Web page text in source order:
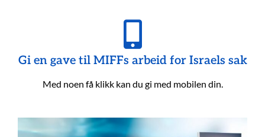
Gi en gave til MIFFs arbeid for Israels sak
Med noen få klikk kan du gi med mobilen din.